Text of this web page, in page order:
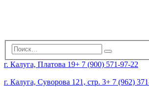
г. Калуга, Платова 19+ 7 (900) 571-97-22
г. Калуга, Суворова 121, стр. 3+ 7 (962)